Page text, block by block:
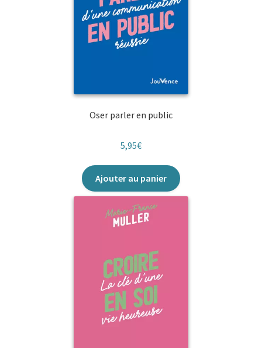
Oser parler en public
5,95€
Ajouter au panier